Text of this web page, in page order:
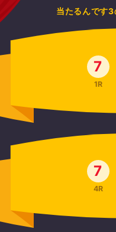
当たるんです
7
1R
7
4R